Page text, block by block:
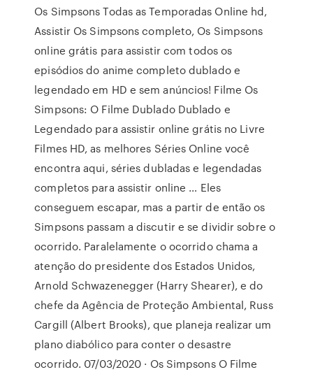
Os Simpsons Todas as Temporadas Online hd,
Assistir Os Simpsons completo, Os Simpsons
online grátis para assistir com todos os
episódios do anime completo dublado e
legendado em HD e sem anúncios! Filme Os
Simpsons: O Filme Dublado Dublado e
Legendado para assistir online grátis no Livre
Filmes HD, as melhores Séries Online você
encontra aqui, séries dubladas e legendadas
completos para assistir online … Eles
conseguem escapar, mas a partir de então os
Simpsons passam a discutir e se dividir sobre o
ocorrido. Paralelamente o ocorrido chama a
atenção do presidente dos Estados Unidos,
Arnold Schwazenegger (Harry Shearer), e do
chefe da Agência de Proteção Ambiental, Russ
Cargill (Albert Brooks), que planeja realizar um
plano diabólico para conter o desastre
ocorrido. 07/03/2020 · Os Simpsons O Filme